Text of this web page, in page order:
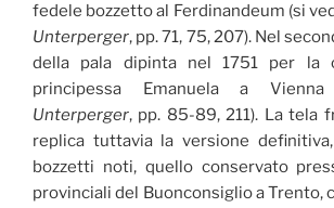
fedele bozzetto al Ferdinandeum (si
Unterperger, pp. 71, 75, 207). Nel
della pala dipinta nel 1751 per la
principessa Emanuela a
Unterperger, pp. 85-89, 211). La tela
replica tuttavia la versione
bozzetti noti, quello conservato
provinciali del Buonconsiglio a Trento,